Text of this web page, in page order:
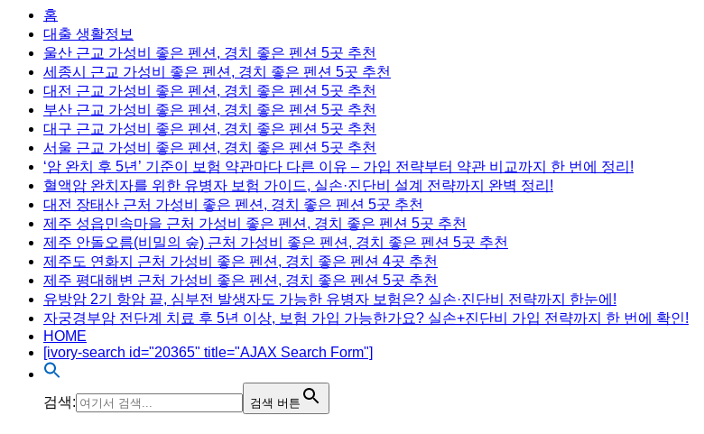
홈
대출 생활정보
울산 근교 가성비 좋은 펜션, 경치 좋은 펜션 5곳 추천
세종시 근교 가성비 좋은 펜션, 경치 좋은 펜션 5곳 추천
대전 근교 가성비 좋은 펜션, 경치 좋은 펜션 5곳 추천
부산 근교 가성비 좋은 펜션, 경치 좋은 펜션 5곳 추천
대구 근교 가성비 좋은 펜션, 경치 좋은 펜션 5곳 추천
서울 근교 가성비 좋은 펜션, 경치 좋은 펜션 5곳 추천
‘암 완치 후 5년’ 기준이 보험 약관마다 다른 이유 – 가입 전략부터 약관 비교까지 한 번에 정리!
혈액암 완치자를 위한 유병자 보험 가이드, 실손·진단비 설계 전략까지 완벽 정리!
대전 장태산 근처 가성비 좋은 펜션, 경치 좋은 펜션 5곳 추천
제주 성읍민속마을 근처 가성비 좋은 펜션, 경치 좋은 펜션 5곳 추천
제주 안돌오름(비밀의 숲) 근처 가성비 좋은 펜션, 경치 좋은 펜션 5곳 추천
제주도 연화지 근처 가성비 좋은 펜션, 경치 좋은 펜션 4곳 추천
제주 평대해변 근처 가성비 좋은 펜션, 경치 좋은 펜션 5곳 추천
유방암 2기 항암 끝, 심부전 발생자도 가능한 유병자 보험은? 실손·진단비 전략까지 한눈에!
자궁경부암 전단계 치료 후 5년 이상, 보험 가입 가능한가요? 실손+진단비 가입 전략까지 한 번에 확인!
HOME
[ivory-search id="20365" title="AJAX Search Form"]
검색: 검색 버튼